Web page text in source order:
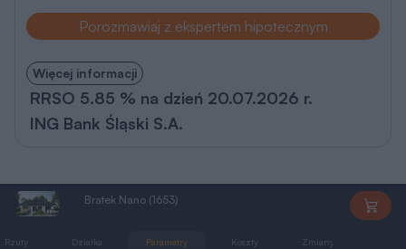
Porozmawiaj z ekspertem hipotecznym
Więcej informacji
RRSO 5.85 % na dzień 20.07.2026 r.
ING Bank Śląski S.A.
Bratek Nano (1653)
Rzuty Działka Parametry Koszty Zmiany